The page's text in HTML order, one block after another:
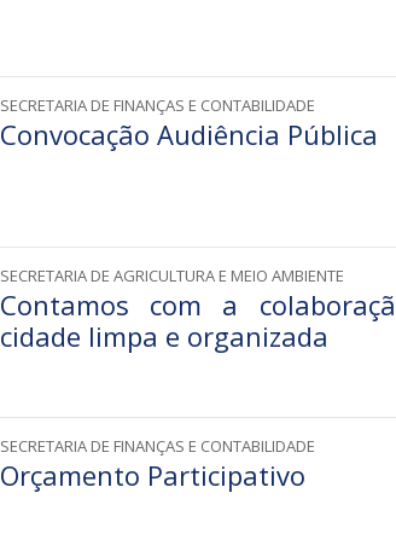
SECRETARIA DE FINANÇAS E CONTABILIDADE
Convocação Audiência Pública
SECRETARIA DE AGRICULTURA E MEIO AMBIENTE
Contamos com a
cidade limpa e organizada
SECRETARIA DE FINANÇAS E CONTABILIDADE
Orçamento Participativo